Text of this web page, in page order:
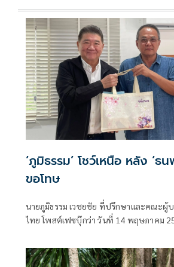
‘ภูมิธรรม’ โชว์เหนือ หลัง ‘ธ
ขอโทษ
นายภูมิธรรม เวชยชัย ที่ปรึกษาและคณะผู้
ไทย โพสต์เฟซบุ๊กว่า วันที่ 14 พฤษภาคม 2569 รศ.ดร.